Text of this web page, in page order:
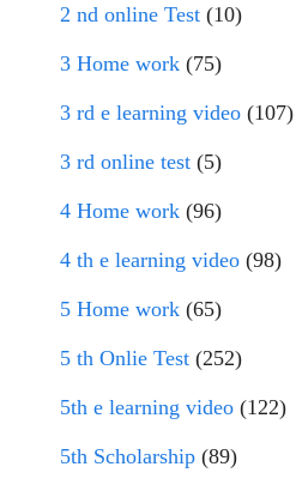
2 nd online Test (10)
3 Home work (75)
3 rd e learning video (107)
3 rd online test (5)
4 Home work (96)
4 th e learning video (98)
5 Home work (65)
5 th Onlie Test (252)
5th e learning video (122)
5th Scholarship (89)